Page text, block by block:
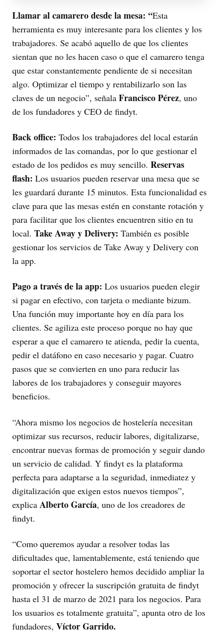
Llamar al camarero desde la mesa: “Esta
herramienta es muy interesante para los clientes y los
trabajadores. Se acabó aquello de que los clientes
sientan que no les hacen caso o que el camarero tenga
que estar constantemente pendiente de si necesitan
algo. Optimizar el tiempo y rentabilizarlo son las
claves de un negocio”, señala Francisco Pérez, uno
de los fundadores y CEO de findyt.
Back office: Todos los trabajadores del local estarán
informados de las comandas, por lo que gestionar el
estado de los pedidos es muy sencillo. Reservas
flash: Los usuarios pueden reservar una mesa que se
les guardará durante 15 minutos. Esta funcionalidad es
clave para que las mesas estén en constante rotación y
para facilitar que los clientes encuentren sitio en tu
local. Take Away y Delivery: También es posible
gestionar los servicios de Take Away y Delivery con
la app.
Pago a través de la app: Los usuarios pueden elegir
si pagar en efectivo, con tarjeta o mediante bizum.
Una función muy importante hoy en día para los
clientes. Se agiliza este proceso porque no hay que
esperar a que el camarero te atienda, pedir la cuenta,
pedir el datáfono en caso necesario y pagar. Cuatro
pasos que se convierten en uno para reducir las
labores de los trabajadores y conseguir mayores
beneficios.
“Ahora mismo los negocios de hostelería necesitan
optimizar sus recursos, reducir labores, digitalizarse,
encontrar nuevas formas de promoción y seguir dando
un servicio de calidad. Y findyt es la plataforma
perfecta para adaptarse a la seguridad, inmediatez y
digitalización que exigen estos nuevos tiempos”,
explica Alberto García, uno de los creadores de
findyt.
“Como queremos ayudar a resolver todas las
dificultades que, lamentablemente, está teniendo que
soportar el sector hostelero hemos decidido ampliar la
promoción y ofrecer la suscripción gratuita de findyt
hasta el 31 de marzo de 2021 para los negocios. Para
los usuarios es totalmente gratuita”, apunta otro de los
fundadores, Víctor Garrido.